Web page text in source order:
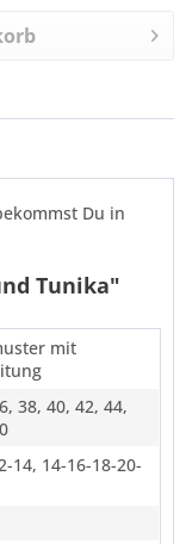
Du in
Tunika"
mit
38, 40, 42, 44,
14, 14-16-18-20-